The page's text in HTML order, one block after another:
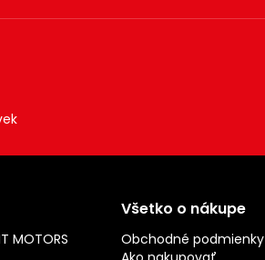
MOTORS
Všetko o nákupe
Obchodné podmienky